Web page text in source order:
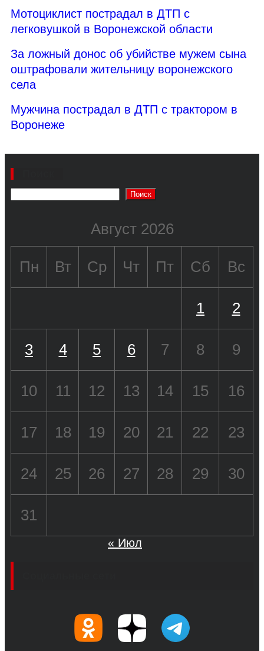
Мотоциклист пострадал в ДТП с
легковушкой в Воронежской области
За ложный донос об убийстве мужем сына
оштрафовали жительницу воронежского
села
Мужчина пострадал в ДТП с трактором в
Воронеже
Поиск
Август 2026
Пн Вт Ср Чт Пт Сб Вс
1 2
3 4 5 6 7 8 9
10 11 12 13 14 15 16
17 18 19 20 21 22 23
24 25 26 27 28 29 30
31
« Июл